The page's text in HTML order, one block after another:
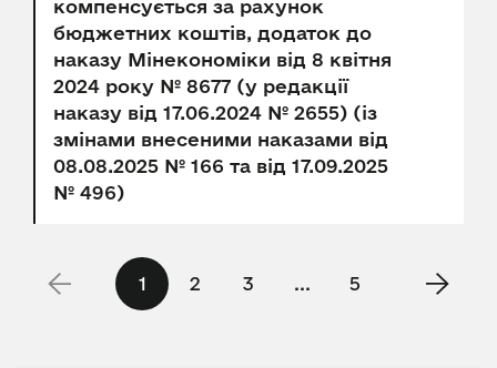
компенсується за рахунок
бюджетних коштів, додаток до
наказу Мінекономіки від 8 квітня
2024 року № 8677 (у редакції
наказу від 17.06.2024 № 2655) (із
змінами внесеними наказами від
08.08.2025 № 166 та від 17.09.2025
№ 496)
1 2 3 ... 5